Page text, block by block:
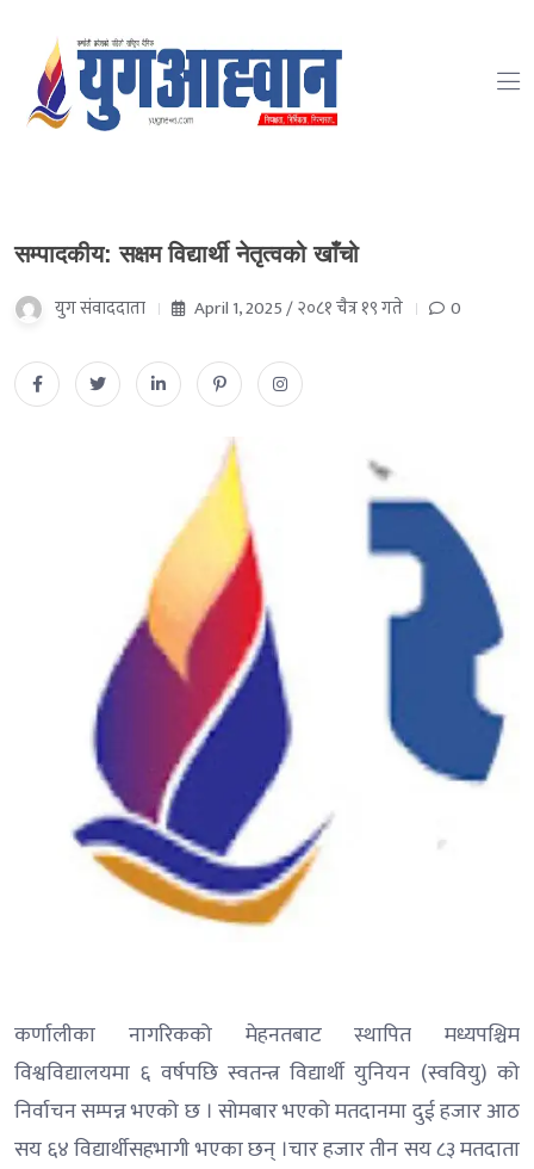
सम्पादकीय: सक्षम विद्यार्थी नेतृत्वको खाँचो
युग संवाददाता April 1, 2025 / २०८१ चैत्र १९ गते 0
कर्णालीका नागरिकको मेहनतबाट स्थापित मध्यपश्चिम
विश्वविद्यालयमा ६ वर्षपछि स्वतन्त्र विद्यार्थी युनियन (स्ववियु) को
निर्वाचन सम्पन्न भएको छ । सोमबार भएको मतदानमा दुई हजार आठ
सय ६४ विद्यार्थीसहभागी भएका छन् ।चार हजार तीन सय ८३ मतदाता